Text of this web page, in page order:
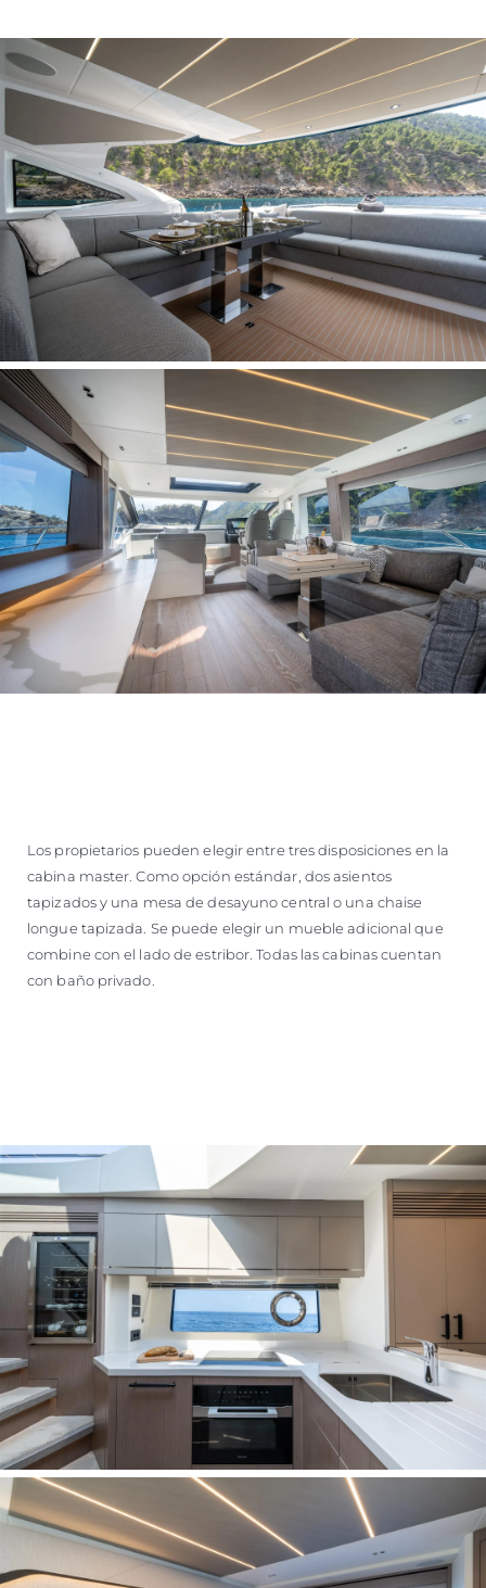
Los propietarios pueden elegir entre tres disposiciones en la
cabina master. Como opción estándar, dos asientos
tapizados y una mesa de desayuno central o una chaise
longue tapizada. Se puede elegir un mueble adicional que
combine con el lado de estribor. Todas las cabinas cuentan
con baño privado.